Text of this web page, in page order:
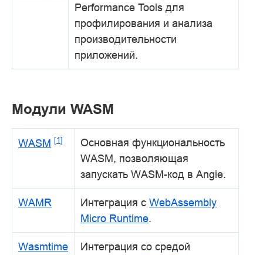
Performance Tools для
профилирования и анализа
производительности
приложений.
Модули WASM
WASM [1]
Основная функциональность
WASM, позволяющая
запускать WASM-код в Angie.
WAMR Интеграция с WebAssembly
Micro Runtime.
Wasmtime
Интеграция со средой